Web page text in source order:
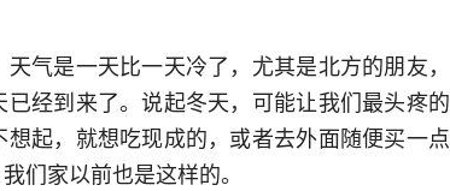
气是一天比一天冷了，尤其是北方的朋友，
经到来了。说起冬天，可能让我们最头疼的
起，就想吃现成的，或者去外面随便买一点
们家以前也是这样的。